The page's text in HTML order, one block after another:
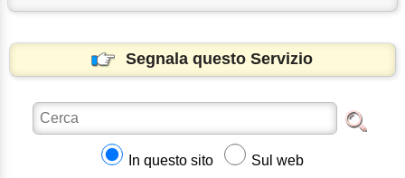
Segnala questo Servizio
In questo sito Sul web